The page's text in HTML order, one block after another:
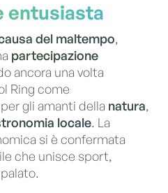
entusiasta
del maltempo,
partecipazione
ancora una volta
Ring come
gli amanti della natura,
locale. La
si è confermata
che unisce sport,